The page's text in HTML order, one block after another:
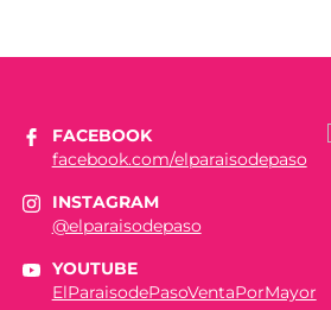
FACEBOOK
facebook.com/elparaisodepaso
INSTAGRAM
@elparaisodepaso
YOUTUBE
ElParaisodePasoVentaPorMayor